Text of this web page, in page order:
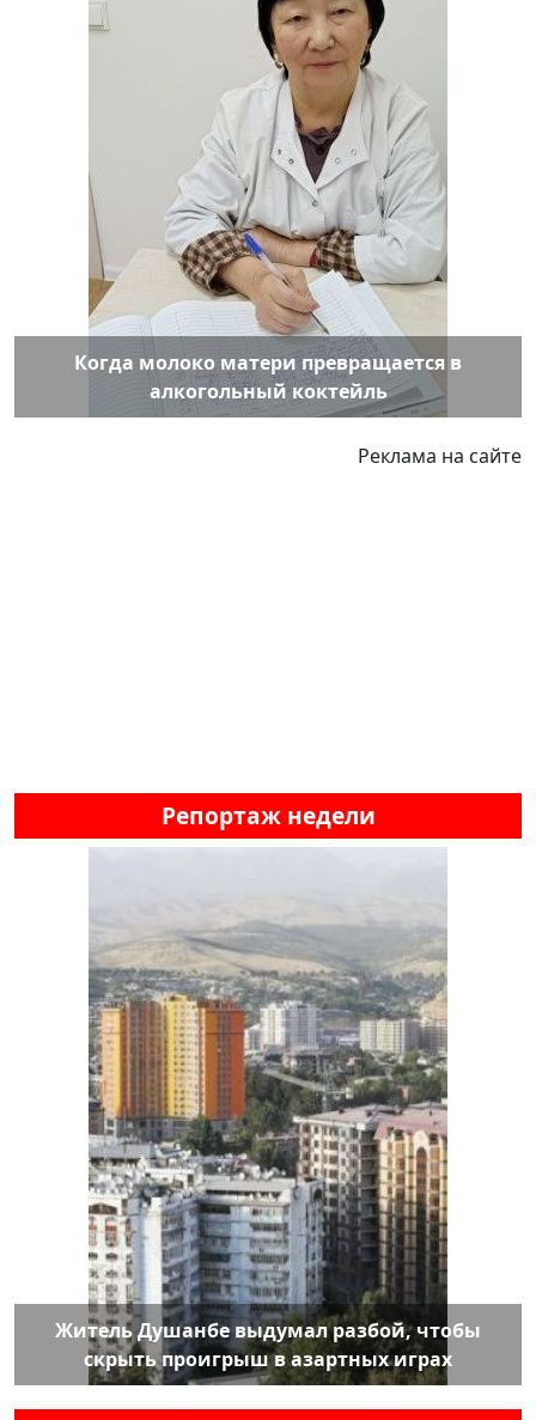
Когда молоко матери превращается в
алкогольный коктейль
Реклама на сайте
Репортаж недели
Житель Душанбе выдумал разбой, чтобы
скрыть проигрыш в азартных играх